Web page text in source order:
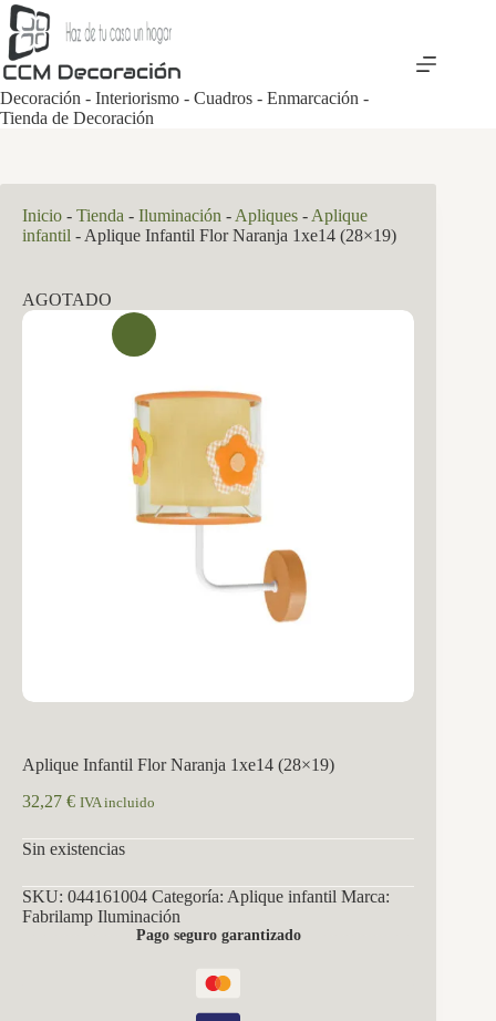
Saltar
al
contenido
Decoración - Interiorismo - Cuadros - Enmarcación -
Tienda de Decoración
Inicio - Tienda - Iluminación - Apliques - Aplique
infantil - Aplique Infantil Flor Naranja 1xe14 (28×19)
AGOTADO
Aplique Infantil Flor Naranja 1xe14 (28×19)
32,27 € IVA incluido
Sin existencias
SKU: 044161004 Categoría: Aplique infantil Marca:
Fabrilamp Iluminación
Pago seguro garantizado